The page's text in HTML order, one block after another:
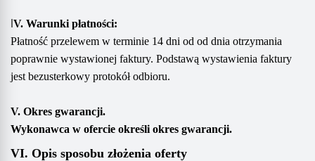
IV. Warunki płatności:
Płatność przelewem w terminie 14 dni od od dnia otrzymania
poprawnie wystawionej faktury. Podstawą wystawienia faktury
jest bezusterkowy protokół odbioru.
V. Okres gwarancji.
Wykonawca w ofercie określi okres gwarancji.
VI. Opis sposobu złożenia oferty